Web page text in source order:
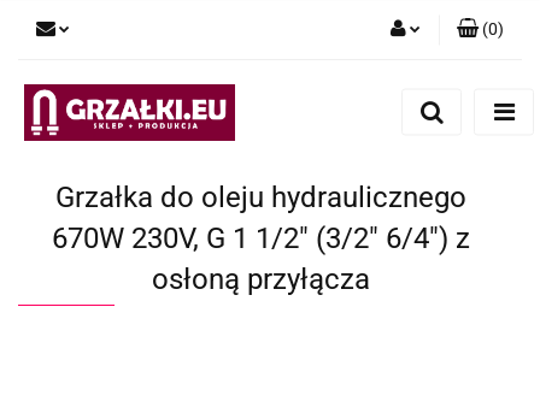
(0)
Grzałka do oleju hydraulicznego
670W 230V, G 1 1/2" (3/2" 6/4") z
osłoną przyłącza